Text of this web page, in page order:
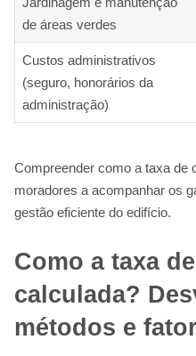
de áreas verdes
Custos administrativos
(seguro, honorários da
administração)
Compreender como a taxa de
moradores a acompanhar os
gestão eficiente do edifício.
Como a taxa
calculada?
métodos e